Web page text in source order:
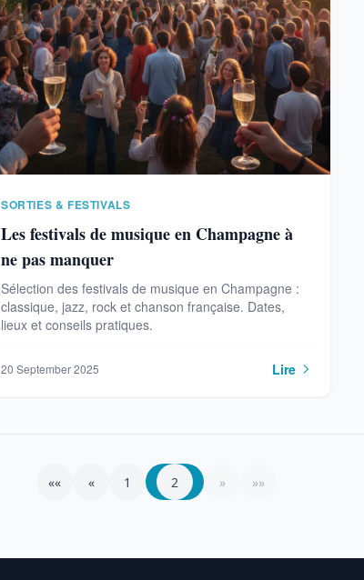
SORTIES & FESTIVALS
Les festivals de musique en Champagne à
ne pas manquer
Sélection des festivals de musique en Champagne :
classique, jazz, rock et chanson française. Dates,
lieux et conseils pratiques.
20 September 2025 Lire
«« « 1 2 » »»